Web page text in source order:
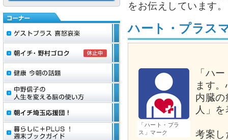
をお伝えしています。
ハート・プラス
「ハート・プラ
ス」マーク
「ハ
ます
内臓
人」
考案し